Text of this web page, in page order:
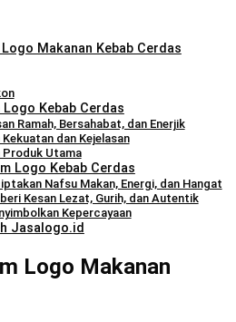
Makanan Kebab Cerdas
Kebab Cerdas
Ramah, Bersahabat, dan Enerjik
dan Kejelasan
Produk Utama
Logo Kebab Cerdas
Nafsu Makan, Energi, dan Hangat
Kesan Lezat, Gurih, dan Autentik
Kepercayaan
Jasalogo.id
Logo Makanan